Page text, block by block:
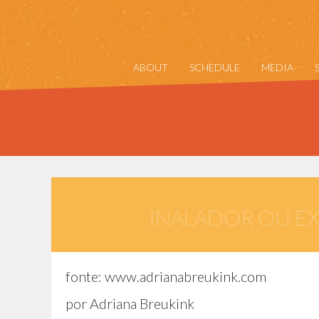
ABOUT SCHEDULE MEDIA
INALADOR OU
fonte: www.adrianabreukink.com
por Adriana Breukink